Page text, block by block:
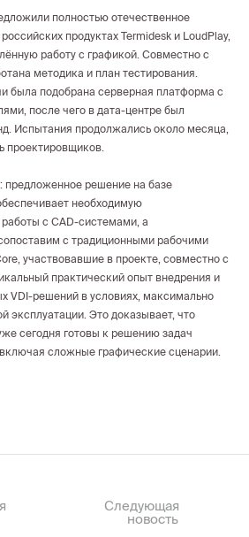
полностью отечественное
продуктах Termidesk и LoudPlay,
работу с графикой. Совместно с
методика и план тестирования.
была подобрана серверная платформа с
после чего в дата-центре был
Испытания продолжались около месяца,
проектировщиков.
предложенное решение на базе
необходимую
работы с CAD-системами, а
с традиционными рабочими
участвовавшие в проекте, совместно с
практический опыт внедрения и
VDI-решений в условиях, максимально
эксплуатации. Это доказывает, что
сегодня готовы к решению задач
сложные графические сценарии.
Следующая
новость